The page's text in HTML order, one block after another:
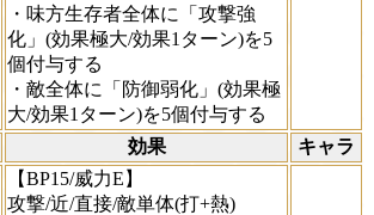
・味方生存者全体に「攻撃強
化」(効果極大/効果1ターン)を5
個付与する
・敵全体に「防御弱化」(効果極
大/効果1ターン)を5個付与する
効果 キャラ
【BP15/威力E】
攻撃/近/直接/敵単体(打+熱)